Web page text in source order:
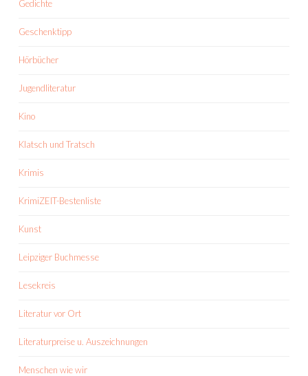
Gedichte
Geschenktipp
Hörbücher
Jugendliteratur
Kino
Klatsch und Tratsch
Krimis
KrimiZEIT-Bestenliste
Kunst
Leipziger Buchmesse
Lesekreis
Literatur vor Ort
Literaturpreise u. Auszeichnungen
Menschen wie wir